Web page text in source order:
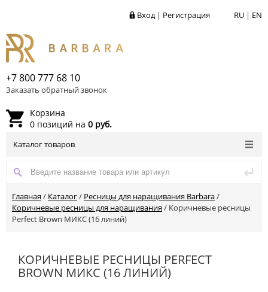
RU | EN
Вход| Регистрация
+7 800 777 68 10
Заказать обратный звонок
Корзина
0 позиций на 0 руб.
Каталог товаров
Главная / Каталог/ Ресницы для наращивания Barbara/
Коричневые ресницы для наращивания / Коричневые ресницы
Perfect Brown МИКС (16 линий)
КОРИЧНЕВЫЕ РЕСНИЦЫ PERFECT
BROWN МИКС (16 ЛИНИЙ)